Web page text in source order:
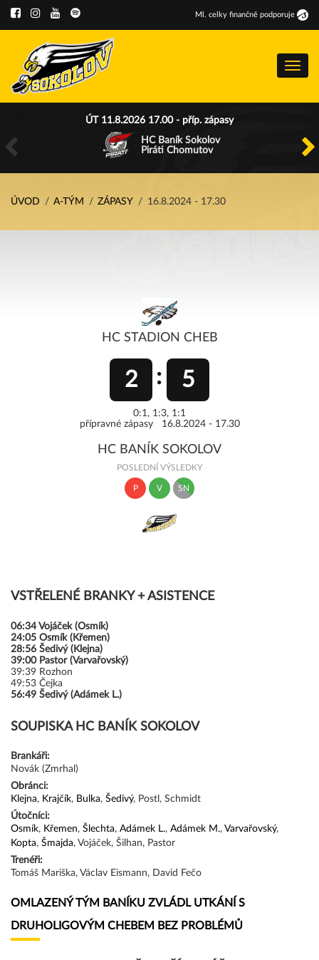
Ml . celky finančně podporuje
Menu
ÚT 11.8.2026 17.00 - příp. zápasy
HC Baník Sokolov
Piráti Chomutov
ÚVOD A-TÝM ZÁPASY 16.8.2024 - 17.30
HC STADION CHEB
2 5
0:1, 1:3, 1:1
přípravné zápasy 16.8.2024 - 17.30
HC BANÍK SOKOLOV
POSLEDNÍ VÝSLEDKY
P V SN
VSTŘELENÉ BRANKY + ASISTENCE
06:34Vojáček (Osmík)
24:05 Osmík (Křemen)
28:56 Šedivý (Klejna)
39:00Pastor (Varvařovský)
39:39 Rozhon
49:53 Čejka
56:49 Šedivý (Adámek L.)
SOUPISKA HC BANÍK SOKOLOV
Brankáři:
Novák (Zmrhal)
Obránci:
Klejna, Krajčík, Bulka, Šedivý, Postl, Schmidt
Útočníci:
Osmík, Křemen, Šlechta, Adámek L., Adámek M., Varvařovský,
Kopta, Šmajda, Vojáček, Šilhan, Pastor
Trenéři:
Tomáš Mariška, Václav Eismann, David Fečo
OMLAZENÝ TÝM BANÍKU ZVLÁDL UTKÁNÍ S
DRUHOLIGOVÝM CHEBEM BEZ PROBLÉMŮ